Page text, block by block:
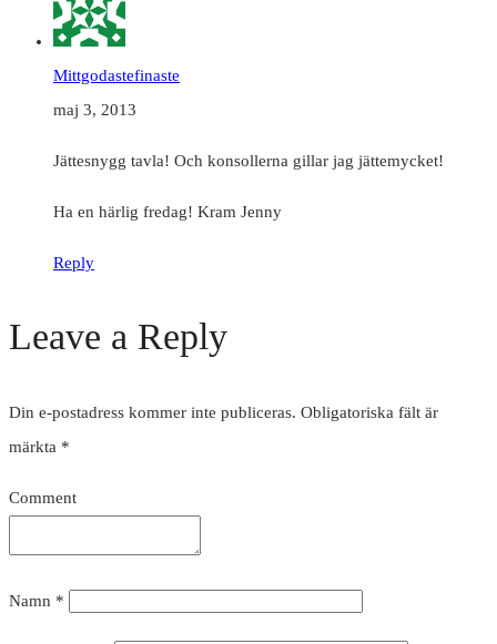
Mittgodastefinaste
maj 3, 2013
Jättesnygg tavla! Och konsollerna gillar jag jättemycket!
Ha en härlig fredag! Kram Jenny
Reply
Leave a Reply
Din e-postadress kommer inte publiceras. Obligatoriska fält är
märkta *
Comment
Namn *